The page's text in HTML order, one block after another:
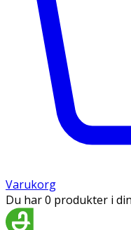
Varukorg
Du har 0 produkter i